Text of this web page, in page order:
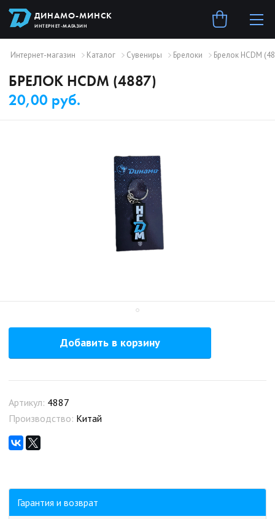
ДИНАМО-МИНСК
ИНТЕРНЕТ-МАГАЗИН
Интернет-магазин Каталог Сувениры Брелоки Брелок HCDM
БРЕЛОК HCDM (4887)
20,00 руб.
Добавить в корзину
Артикул: 4887
Производство: Китай
Гарантия и возврат